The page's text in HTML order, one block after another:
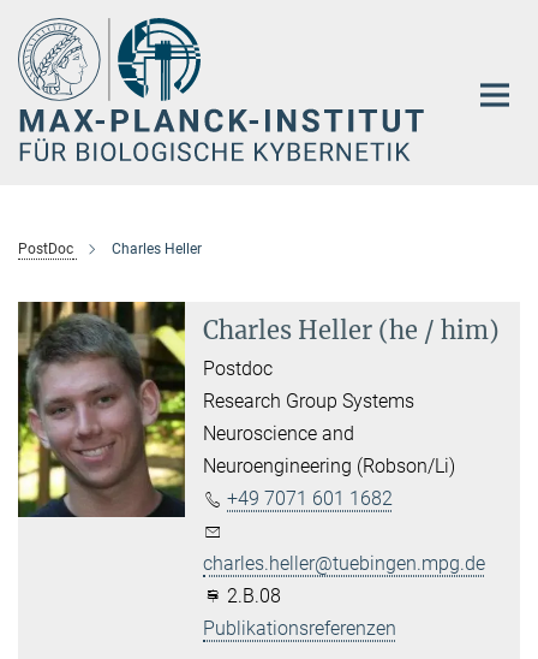
Hauptinhalt
PostDoc Charles Heller
Charles Heller (he / him)
Postdoc
Research Group Systems
Neuroscience and
Neuroengineering (Robson/Li)
+49 7071 601 1682
charles.heller@tuebingen.mpg.de
2.B.08
Publikationsreferenzen